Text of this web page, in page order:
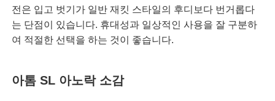
전은 입고 벗기가 일반 재킷 스타일의 후디보다 번거롭다
는 단점이 있습니다. 휴대성과 일상적인 사용을 잘 구분하
여 적절한 선택을 하는 것이 좋습니다.
아톰 SL 아노락 소감